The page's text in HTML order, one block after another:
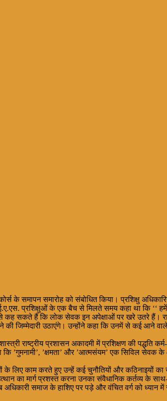
के समापन समारोह को संबोधित किया। प्रशिक्षु
प्रशिक्षुओं के एक बैच से मिलते समय कहा था कि ‘‘ हमें
से कह सकते हैं कि लोक सेवक इन अपेक्षाओं पर खरे उतरे हैं।
की जिम्मेदारी उठाएंगे। उन्होंने कहा कि उनमें से कई आने
राष्ट्रीय प्रशासन अकादमी में प्रशिक्षण की पद्धति
कि ’गुमनामी’, ’क्षमता’ और ’आत्मसंयम’ एक सिविल
के लिए काम करते हुए उन्हें कई चुनौतियों और कठिनाइयों
का मार्ग प्रशस्त करना उनका संवैधानिक कर्तव्य के साथ-
समाज के हाशिए पर पड़े और वंचित वर्ग को ध्यान में